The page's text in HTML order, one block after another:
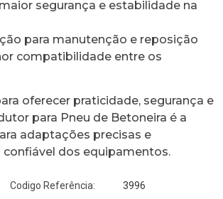
segurança e estabilidade na
para manutenção e reposição
compatibilidade entre os
oferecer praticidade, segurança e
para Pneu de Betoneira é a
adaptações precisas e
dos equipamentos.
Codigo Referência: 3996